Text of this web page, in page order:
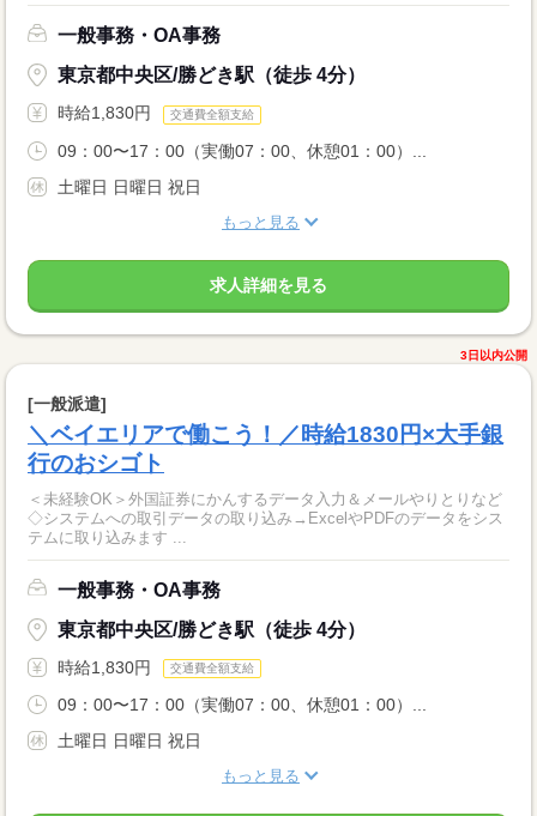
一般事務・OA事務
東京都中央区/勝どき駅（徒歩 4分）
時給1,830円 交通費全額支給
09：00〜17：00（実働07：00、休憩01：00）...
土曜日 日曜日 祝日
もっと見る
求人詳細を見る
3日以内公開
[一般派遣]
＼ベイエリアで働こう！／時給1830円×大手銀
行のおシゴト
＜未経験OK＞外国証券にかんするデータ入力＆メールやりとりなど
◇システムへの取引データの取り込み→ExcelやPDFのデータをシス
テムに取り込みます ...
一般事務・OA事務
東京都中央区/勝どき駅（徒歩 4分）
時給1,830円 交通費全額支給
09：00〜17：00（実働07：00、休憩01：00）...
土曜日 日曜日 祝日
もっと見る